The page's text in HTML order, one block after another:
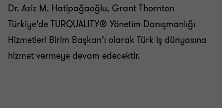
Dr. Aziz M. Hatipağaoğlu, Grant Thornton
Türkiye’de TURQUALITY® Yönetim Danışmanlığı
Hizmetleri Birim Başkan’ı olarak Türk iş dünyasına
hizmet vermeye devam edecektir.